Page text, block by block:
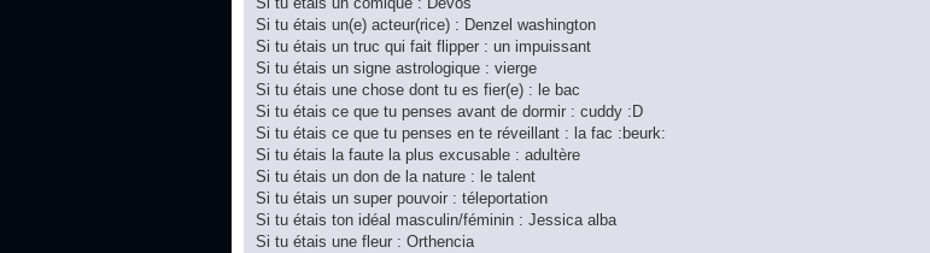
Si tu étais un(e) acteur(rice) : Denzel washington
Si tu étais un truc qui fait flipper : un impuissant
Si tu étais un signe astrologique : vierge
Si tu étais une chose dont tu es fier(e) : le bac
Si tu étais ce que tu penses avant de dormir : cuddy :D
Si tu étais ce que tu penses en te réveillant : la fac :beurk:
Si tu étais la faute la plus excusable : adultère
Si tu étais un don de la nature : le talent
Si tu étais un super pouvoir : téleportation
Si tu étais ton idéal masculin/féminin : Jessica alba
Si tu étais une fleur : Orthencia